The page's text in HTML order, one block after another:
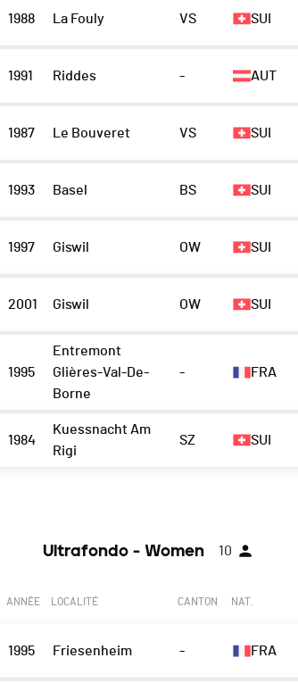
1988 La Fouly VS SUI
1991 Riddes - AUT
1987 Le Bouveret VS SUI
1993 Basel BS SUI
1997 Giswil OW SUI
2001 Giswil OW SUI
1995
Entremont
Glières-Val-De-
Borne
- FRA
1984
Kuessnacht Am
Rigi
SZ SUI
Ultrafondo - Women 10
ANNÉE LOCALITÉ CANTON NAT.
1995 Friesenheim - FRA